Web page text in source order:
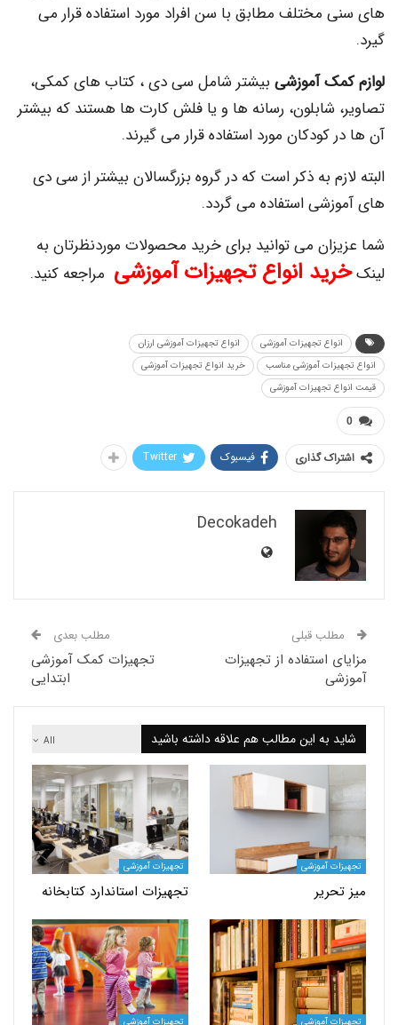
مختلف مطابق با سن افراد مورد استفاده قرار می
آموزشیبیشتر شامل سی دی ، کتاب های کمکی،
شابلون، رسانه ها و یا فلش کارت ها هستند که بیشتر
مورد استفاده قرار می گیرند.
به ذکر است که در گروه بزرگسالان بیشتر از سی دی
استفاده می گردد.
می توانید برای خرید محصولات موردنظرتان به
انواع تجهیزات آموزشی مراجعه کنید.
تجهیزات آموزشی
انواع تجهیزات آموزشی ارزان
آموزشی مناسب
خرید انواع تجهیزات آموزشی
تجهیزات آموزشی
گذاری فیسبوک Twitter
Decokadeh
قبلی
استفاده از تجهیزات
مطلب بعدی
تجهیزات کمک آموزشی
به این مطالب هم علاقه داشته باشید
آموزشی تجهیزات آموزشی
تجهیزات استاندارد کتابخانه
آموزشی تجهیزات آموزشی